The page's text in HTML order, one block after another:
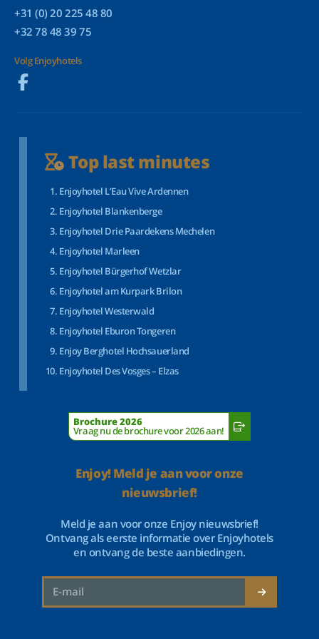
+31 (0) 20 225 48 80
+32 78 48 39 75
Volg Enjoyhotels
Top last minutes
Enjoyhotel L’Eau Vive Ardennen
Enjoyhotel Blankenberge
Enjoyhotel Drie Paardekens Mechelen
Enjoyhotel Marleen
Enjoyhotel Bürgerhof Wetzlar
Enjoyhotel am Kurpark Brilon
Enjoyhotel Westerwald
Enjoyhotel Eburon Tongeren
Enjoy Berghotel Hochsauerland
Enjoyhotel Des Vosges – Elzas
Brochure 2026
Vraag nu de brochure voor 2026 aan!
Enjoy! Meld je aan voor onze
nieuwsbrief!
Meld je aan voor onze Enjoy nieuwsbrief!
Ontvang als eerste informatie over Enjoyhotels
en ontvang de beste aanbiedingen.